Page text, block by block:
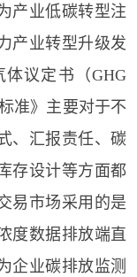
产业低碳转型注
产业转型升级发
议定书（GHG
准》主要对于不
、汇报责任、碳
存设计等方面都
易市场采用的是
度数据排放端直
企业碳排放监测